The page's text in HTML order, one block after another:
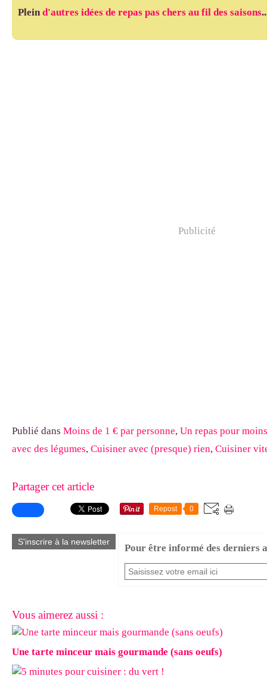
Plein d'autres idées de repas pas chers au fil des saisons
Publicité
Publié dans Moins de 1 € par personne, Un repas pour
avec des légumes, Cuisiner avec (presque) rien, Cuisiner
Partager cet article
Repost 0
S'inscrire à la newsletter
Pour être informé des derniers
Vous aimerez aussi :
Une tarte minceur mais gourmande (sans oeufs)